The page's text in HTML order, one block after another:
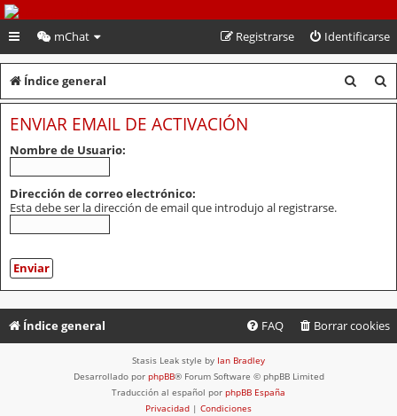
PeruVoley.com
mChat Identificarse
Registrarse
Índice general
u
u
ENVIAR EMAIL DE ACTIVACIÓN
Nombre de Usuario:
Dirección de correo electrónico:
Esta debe ser la dirección de email que introdujo al registrarse.
Índice general Borrar cookies
FAQ
Stasis Leak style by Ian Bradley
Desarrollado por phpBB® Forum Software © phpBB Limited
Traducción al español por phpBB España
Privacidad | Condiciones